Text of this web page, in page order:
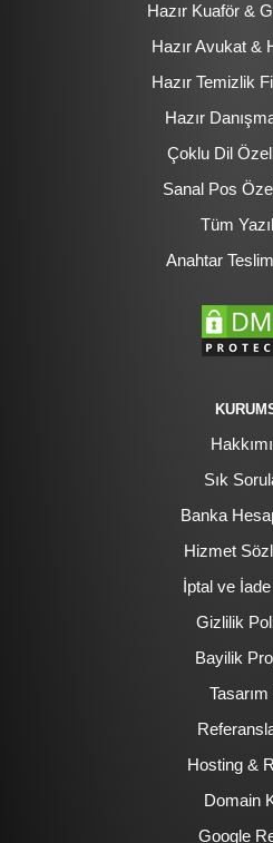
Hazır Kuaför &
Hazır Avukat &
Hazır Temizlik
Hazır
Çoklu Dil
Sanal Pos
Tüm
Anahtar
Sık
Banka
Hizmet
İptal ve İade
Gizlilik
Bayilik
Hosting &
Domain
Google